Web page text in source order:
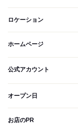
ロケーション
ホームページ
公式アカウント
オープン日
お店のPR